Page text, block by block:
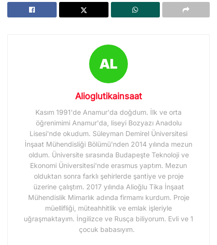
Alioglutikainsaat
Kasım 1991'de Anamur'da doğdum. İlk ve orta
öğrenimimi Anamur'da, liseyi Bozyazı Anadolu
Lisesi'nde okudum. Süleyman Demirel Üniversitesi
İnşaat Mühendisliği Bölümü'nden 2014 yılında mezun
oldum. Üniversite sırasında Budapeşte Teknoloji ve
Ekonomi Üniversitesi'nde erasmus yaptım. Mezun
olduktan sonra farklı şehirlerde şantiye ve proje
üzerine çalıştım. 2017 yılında Alioğlu Tika İnşaat
Mühendislik Mimarlık adında firmamı kurdum. Proje
müellifliği, müteahhitlik ve emlak işleriyle
uğraşmaktayım. İngilizce ve Rusça biliyorum. Evli ve 1
çocuk babasıyım.